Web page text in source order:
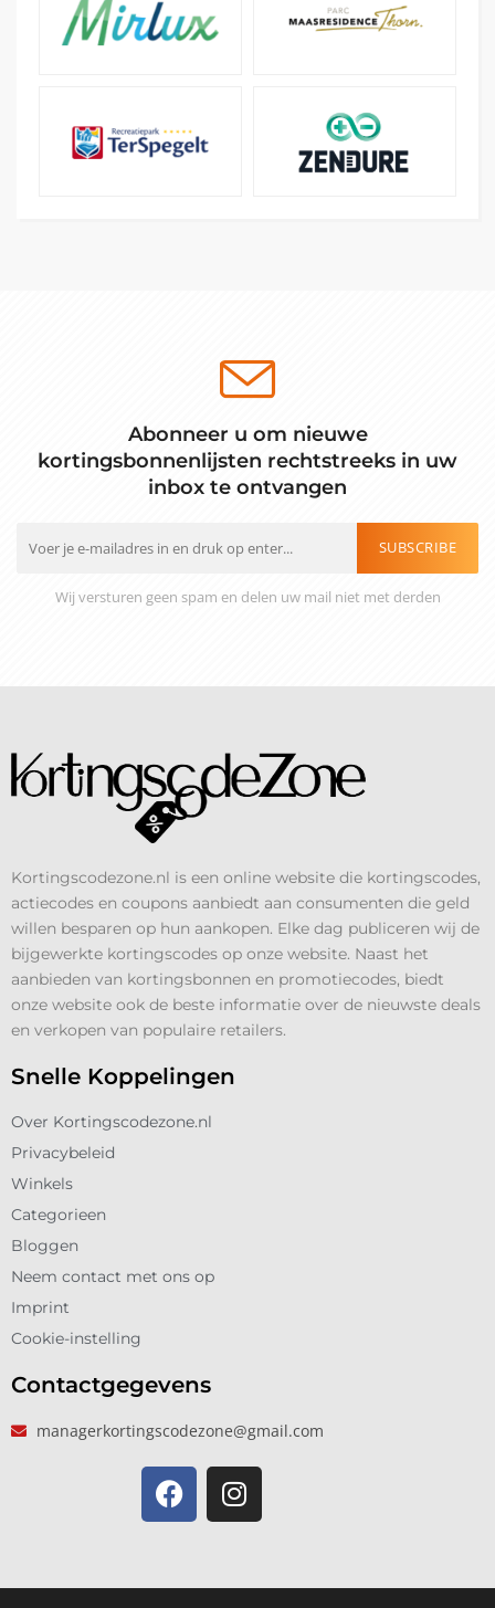
Abonneer u om nieuwe
kortingsbonnenlijsten rechtstreeks in uw
inbox te ontvangen
SUBSCRIBE
Wij versturen geen spam en delen uw mail niet met derden
Kortingscodezone.nl is een online website die kortingscodes,
actiecodes en coupons aanbiedt aan consumenten die geld
willen besparen op hun aankopen. Elke dag publiceren wij de
bijgewerkte kortingscodes op onze website. Naast het
aanbieden van kortingsbonnen en promotiecodes, biedt
onze website ook de beste informatie over de nieuwste deals
en verkopen van populaire retailers.
Snelle Koppelingen
Over Kortingscodezone.nl
Privacybeleid
Winkels
Categorieen
Bloggen
Neem contact met ons op
Imprint
Cookie-instelling
Contactgegevens
managerkortingscodezone@gmail.com